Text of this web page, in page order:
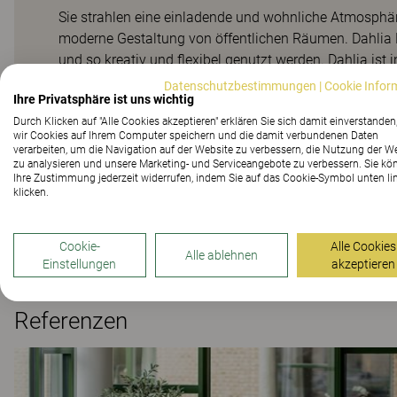
Sie strahlen eine einladende und wohnliche
moderne Gestaltung von öffentlichen Räumen.
und so kreativ und flexibel genutzt werden. Dahlia ist
jeweils eine besondere Haptik bieten und für
Dahlia ist dank seiner austauschbaren und
zeitloses Design trägt ebenfalls dazu bei, langfristige
Benutzer einfach, sich hinzusetzen und aufzustehen,
ist vollständig abnehmbar und waschbar, wodurch
sind. Dahlia hat einen Spalt zwischen Sitz,
Bakterien zu vermeiden. Diese Möbelserie ist aus
Zeichen versehen.
Referenzen
Datenschutzbestimmungen |Cookie
Ihre Privatsphäre ist uns wichtig
Durch Klicken auf "Alle Cookies akzeptieren" erklären Sie sich damit
wir Cookies auf Ihrem Computer speichern und die damit verbundenen Daten
verarbeiten, um die Navigation auf der Website zu verbessern, die Nutzung der
zu analysieren und unsere Marketing- und Serviceangebote zu verbessern. Sie
Ihre Zustimmung jederzeit widerrufen, indem Sie auf das Cookie-Symbol unten
klicken.
Cookie-
Einstellungen
Alle ablehnen
Alle Cookies
akzeptieren